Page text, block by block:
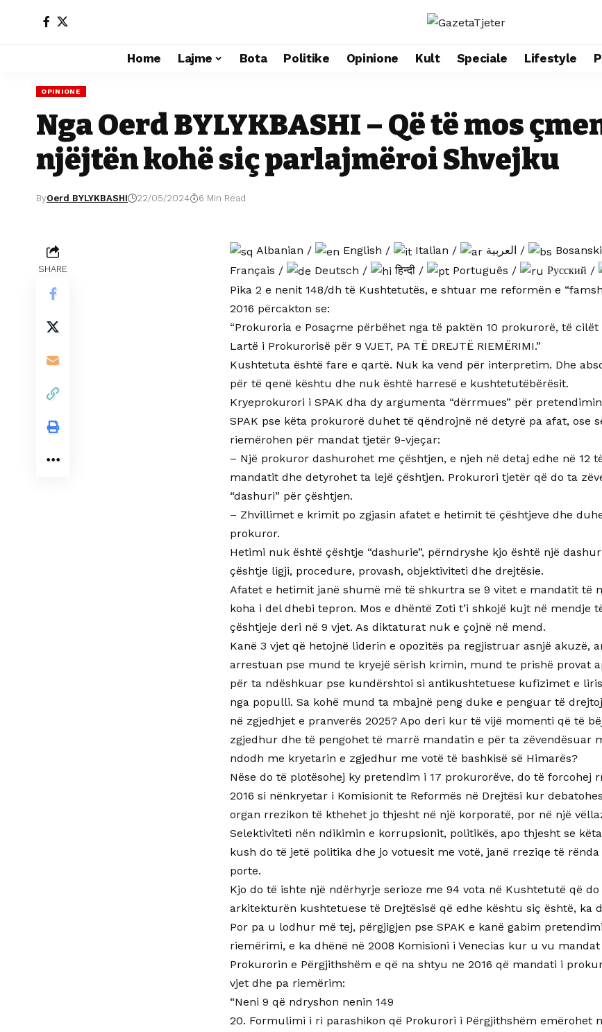
Home Lajme Bota Politike Opinione Kult Speciale Lifestyle
OPINIONE
Nga Oerd BYLYKBASHI – Që të mos
njëjtën kohë siç parlajmëroi Shvejku
ByOerd BYLYKBASHI 22/05/2024 6 Min Read
SHARE
Albanian / English / Italian / العربية / Bosanski
Français / Deutsch / हिन्दी / Português / Русский /
Pika 2 e nenit 148/dh të Kushtetutës, e shtuar me reformën e
2016 përcakton se:
“Prokuroria e Posaçme përbëhet nga të paktën 10 prokurorë, të
Lartë i Prokurorisë për 9 VJET, PA TË DREJTË RIEMËRIMI.”
Kushtetuta është fare e qartë. Nuk ka vend për interpretim. Dhe
për të qenë kështu dhe nuk është harresë e kushtetutëbërësit.
Kryeprokurori i SPAK dha dy argumenta “dërrmues” për
SPAK pse këta prokurorë duhet të qëndrojnë në detyrë pa afat, ose
riemërohen për mandat tjetër 9-vjeçar:
– Një prokuror dashurohet me çështjen, e njeh në detaj edhe në 12
mandatit dhe detyrohet ta lejë çështjen. Prokurori tjetër që do ta
“dashuri” për çështjen.
– Zhvillimet e krimit po zgjasin afatet e hetimit të çështjeve dhe
prokuror.
Hetimi nuk është çështje “dashurie”, përndryshe kjo është një
çështje ligji, procedure, provash, objektiviteti dhe drejtësie.
Afatet e hetimit janë shumë më të shkurtra se 9 vitet e mandatit të
koha i del dhebi tepron. Mos e dhëntë Zoti t’i shkojë kujt në mendje
çështjeje deri në 9 vjet. As diktaturat nuk e çojnë në mend.
Kanë 3 vjet që hetojnë liderin e opozitës pa regjistruar asnjë akuzë,
arrestuan pse mund te kryejë sërish krimin, mund te prishë provat
për ta ndëshkuar pse kundërshtoi si antikushtetuese kufizimet e
nga populli. Sa kohë mund ta mbajnë peng duke e penguar të
në zgjedhjet e pranverës 2025? Apo deri kur të vijë momenti që të
zgjedhur dhe të pengohet të marrë mandatin e për ta zëvendësuar
ndodh me kryetarin e zgjedhur me votë të bashkisë së Himarës?
Nëse do të plotësohej ky pretendim i 17 prokurorëve, do të forcohej
2016 si nënkryetar i Komisionit te Reformës në Drejtësi kur
organ rrezikon të kthehet jo thjesht në një korporatë, por në një
Selektiviteti nën ndikimin e korrupsionit, politikës, apo thjesht se
kush do të jetë politika dhe jo votuesit me votë, janë rreziqe të rënda
porte.
Kjo do të ishte një ndërhyrje serioze me 94 vota në Kushtetutë që
arkitekturën kushtetuese të Drejtësisë që edhe kështu siç është, ka
Por pa u lodhur më tej, përgjigjen pse SPAK e kanë gabim
riemërimi, e ka dhënë në 2008 Komisioni i Venecias kur u vu
Prokurorin e Përgjithshëm e që na shtyu ne 2016 që mandati i
vjet dhe pa riemërim:
“Neni 9 që ndryshon nenin 149
20. Formulimi i ri parashikon që Prokurori i Përgjithshëm emërohet